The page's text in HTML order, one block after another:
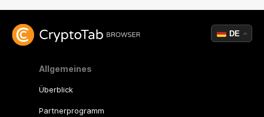
Allgemeines
Überblick
Partnerprogramm
DE